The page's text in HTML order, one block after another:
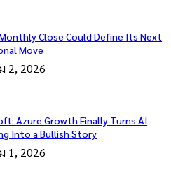
Close Could Define Its Next
Move
2, 2026
Azure Growth Finally Turns AI
Into a Bullish Story
1, 2026